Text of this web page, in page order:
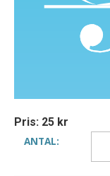
Pris: 25 kr
ANTAL: